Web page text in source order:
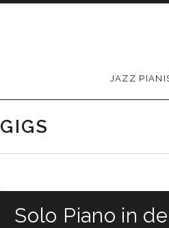
JAZZ
GIGS
Solo Piano in